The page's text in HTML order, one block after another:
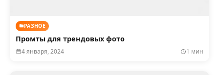
РАЗНОЕ
Промты для трендовых фото
4 января, 2024 1 мин